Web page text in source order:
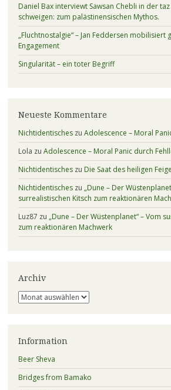
Daniel Bax interviewt Sawsan Chebli in der
schweigen: zum palästinensischen Mythos.
„Fluchtnostalgie“ – Jan Feddersen mobilisiert
Engagement
Singularität – ein toter Begriff
Neueste Kommentare
Nichtidentischeszu Adolescence – Moral
Lola zu Adolescence – Moral Panic durch
Nichtidentischeszu Die Saat des heiligen
Nichtidentischeszu „Dune – Der
surrealistischen Kitsch zum reaktionären
Luz87 zu „Dune – Der Wüstenplanet“ – Vom
zum reaktionären Machwerk
Archiv
Archiv
Information
Beer Sheva
Bridges from Bamako